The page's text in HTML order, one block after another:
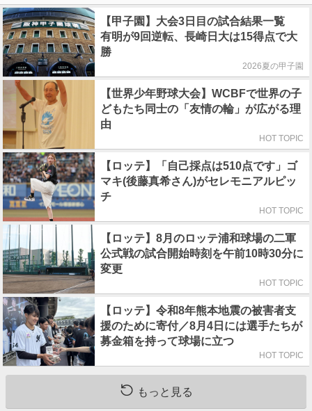
【甲子園】大会3日目の試合結果一覧
有明が9回逆転、長崎日大は15得点で大
勝
2026夏の甲子園
【世界少年野球大会】WCBFで世界の子
どもたち同士の「友情の輪」が広がる理
由
HOT TOPIC
【ロッテ】「自己採点は510点です」ゴ
マキ(後藤真希さん)がセレモニアルピッ
チ
HOT TOPIC
【ロッテ】8月のロッテ浦和球場の二軍
公式戦の試合開始時刻を午前10時30分に
変更
HOT TOPIC
【ロッテ】令和8年熊本地震の被害者支
援のために寄付／8月4日には選手たちが
募金箱を持って球場に立つ
HOT TOPIC
もっと見る